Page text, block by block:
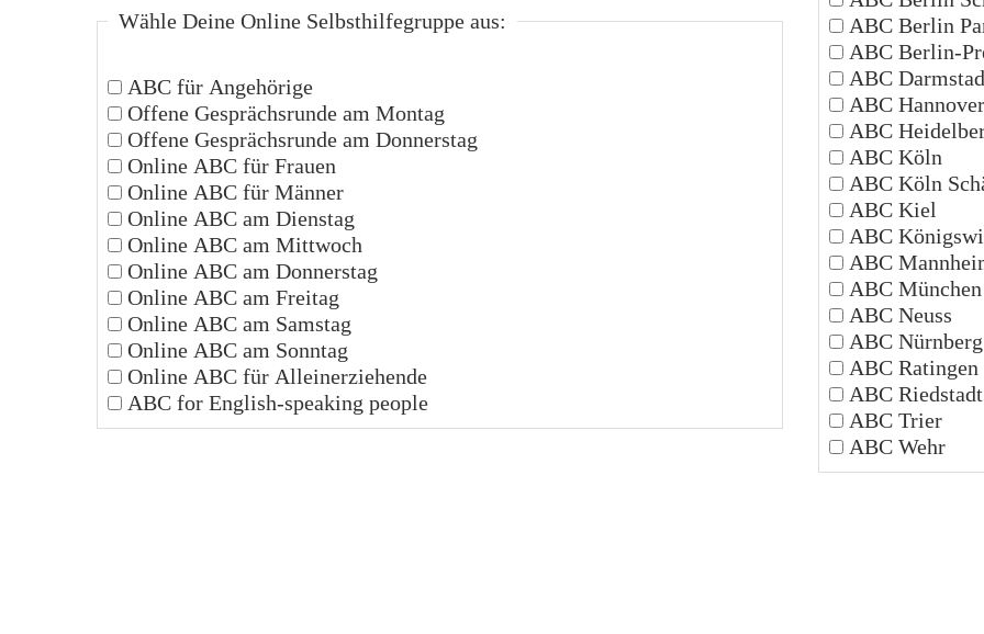
Wähle Deine Online Selbsthilfegruppe aus:
ABC für Angehörige
Offene Gesprächsrunde am Montag
Offene Gesprächsrunde am Donnerstag
Online ABC für Frauen
Online ABC für Männer
Online ABC am Dienstag
Online ABC am Mittwoch
Online ABC am Donnerstag
Online ABC am Freitag
Online ABC am Samstag
Online ABC am Sonntag
Online ABC für Alleinerziehende
ABC for English-speaking people
ABC Berlin
ABC Berlin-
ABC
ABC Hannover
ABC
ABC Köln
ABC Köln
ABC Kiel
ABC
ABC
ABC München
ABC Neuss
ABC Nürnberg
ABC Ratingen
ABC Riedstadt
ABC Trier
ABC Wehr